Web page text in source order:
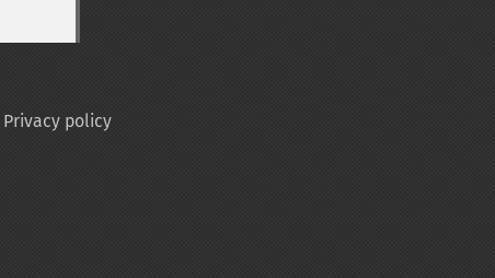
Privacy policy